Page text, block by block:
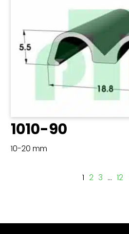
1010-90
10-20 mm
1 2 3 … 12